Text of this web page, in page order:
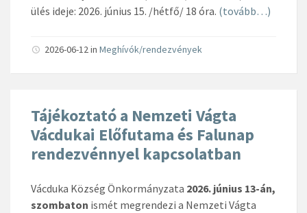
ülés ideje: 2026. június 15. /hétfő/ 18 óra. (tovább…)
2026-06-12in Meghívók/rendezvények
Tájékoztató a Nemzeti Vágta
Vácdukai Előfutama és Falunap
rendezvénnyel kapcsolatban
Vácduka Község Önkormányzata 2026. június 13-án,
szombaton ismét megrendezi a Nemzeti Vágta